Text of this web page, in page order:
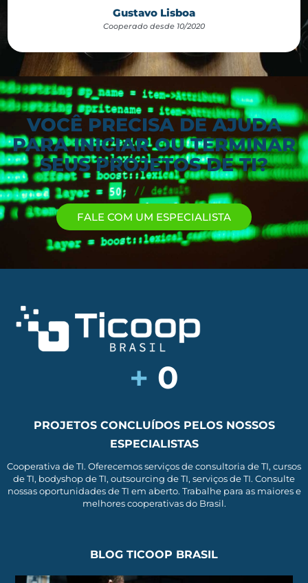
Gustavo Lisboa
Cooperado desde 10/2020
VOCÊ PRECISA DE AJUDA
PARA INICIAR OU TERMINAR
SEUS PROJETOS DE TI?
FALE COM UM ESPECIALISTA
+ 0
PROJETOS CONCLUÍDOS PELOS NOSSOS
ESPECIALISTAS
Cooperativa de TI. Oferecemos serviços de consultoria de TI, cursos
de TI, bodyshop de TI, outsourcing de TI, serviços de TI. Consulte
nossas oportunidades de TI em aberto. Trabalhe para as maiores e
melhores cooperativas do Brasil.
BLOG TICOOP BRASIL